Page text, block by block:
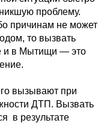
причинам не может
то вызвать
и в Мытищи — это
ДТП. Вызвать
в результате